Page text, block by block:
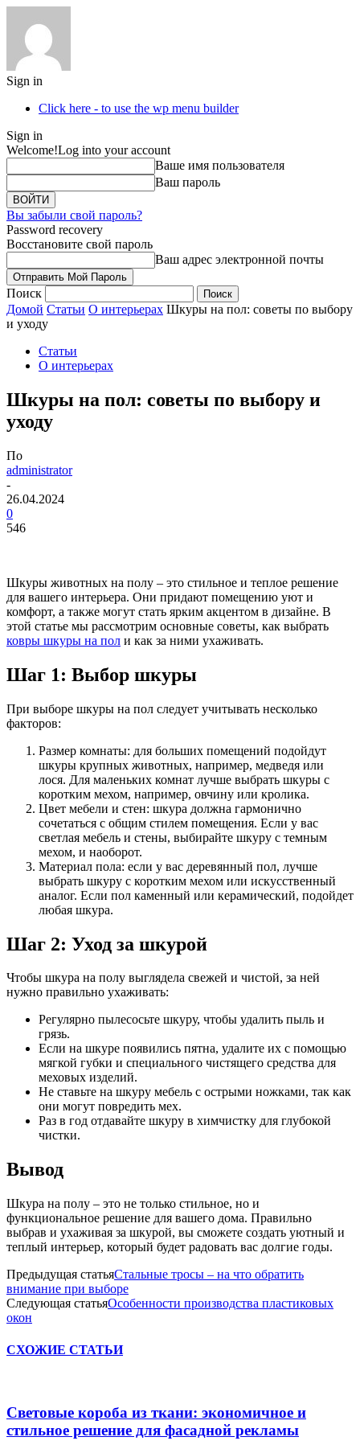
Sign in
Click here - to use the wp menu builder
Sign in
Welcome!Log into your account
Ваше имя пользователя
Ваш пароль
Вы забыли свой пароль?
Password recovery
Восстановите свой пароль
Ваш адрес электронной почты
Поиск
Домой Статьи О интерьерах Шкуры на пол: советы по выбору
и уходу
Статьи
О интерьерах
Шкуры на пол: советы по выбору и
уходу
По
administrator
-
26.04.2024
0
546
Шкуры животных на полу – это стильное и теплое решение
для вашего интерьера. Они придают помещению уют и
комфорт, а также могут стать ярким акцентом в дизайне. В
этой статье мы рассмотрим основные советы, как выбрать
ковры шкуры на пол и как за ними ухаживать.
Шаг 1: Выбор шкуры
При выборе шкуры на пол следует учитывать несколько
факторов:
Размер комнаты: для больших помещений подойдут
шкуры крупных животных, например, медведя или
лося. Для маленьких комнат лучше выбрать шкуры с
коротким мехом, например, овчину или кролика.
Цвет мебели и стен: шкура должна гармонично
сочетаться с общим стилем помещения. Если у вас
светлая мебель и стены, выбирайте шкуру с темным
мехом, и наоборот.
Материал пола: если у вас деревянный пол, лучше
выбрать шкуру с коротким мехом или искусственный
аналог. Если пол каменный или керамический, подойдет
любая шкура.
Шаг 2: Уход за шкурой
Чтобы шкура на полу выглядела свежей и чистой, за ней
нужно правильно ухаживать:
Регулярно пылесосьте шкуру, чтобы удалить пыль и
грязь.
Если на шкуре появились пятна, удалите их с помощью
мягкой губки и специального чистящего средства для
меховых изделий.
Не ставьте на шкуру мебель с острыми ножками, так как
они могут повредить мех.
Раз в год отдавайте шкуру в химчистку для глубокой
чистки.
Вывод
Шкура на полу – это не только стильное, но и
функциональное решение для вашего дома. Правильно
выбрав и ухаживая за шкурой, вы сможете создать уютный и
теплый интерьер, который будет радовать вас долгие годы.
Предыдущая статьяСтальные тросы – на что обратить
внимание при выборе
Следующая статьяОсобенности производства пластиковых
окон
СХОЖИЕ СТАТЬИ
Световые короба из ткани: экономичное и
стильное решение для фасадной рекламы